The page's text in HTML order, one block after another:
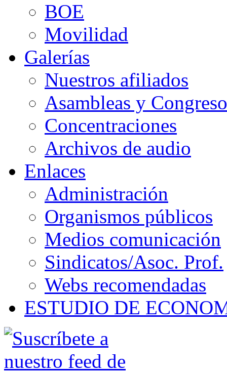
BOE
Movilidad
Galerías
Nuestros afiliados
Asambleas y
Concentraciones
Archivos de audio
Enlaces
Administración
Organismos públicos
Medios comunicación
Sindicatos/Asoc. Prof.
Webs recomendadas
ESTUDIO DE